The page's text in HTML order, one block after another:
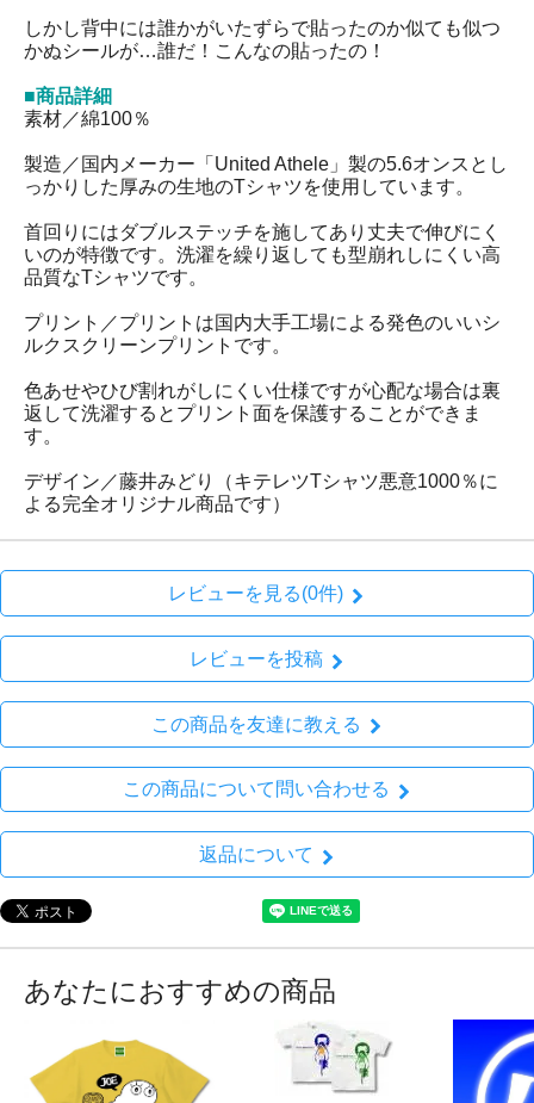
しかし背中には誰かがいたずらで貼ったのか似ても似つ
かぬシールが…誰だ！こんなの貼ったの！
■商品詳細
素材／綿100％
製造／国内メーカー「United Athele」製の5.6オンスとし
っかりした厚みの生地のTシャツを使用しています。
首回りにはダブルステッチを施してあり丈夫で伸びにく
いのが特徴です。洗濯を繰り返しても型崩れしにくい高
品質なTシャツです。
プリント／プリントは国内大手工場による発色のいいシ
ルクスクリーンプリントです。
色あせやひび割れがしにくい仕様ですが心配な場合は裏
返して洗濯するとプリント面を保護することができま
す。
デザイン／藤井みどり（キテレツTシャツ悪意1000％に
よる完全オリジナル商品です）
レビューを見る(0件)
レビューを投稿
この商品を友達に教える
この商品について問い合わせる
返品について
あなたにおすすめの商品